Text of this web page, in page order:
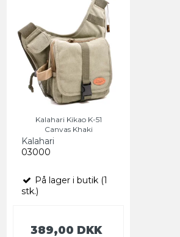
Kalahari Kikao K-51
Canvas Khaki
Kalahari
03000
På lager i butik (1
stk.)
389,00 DKK